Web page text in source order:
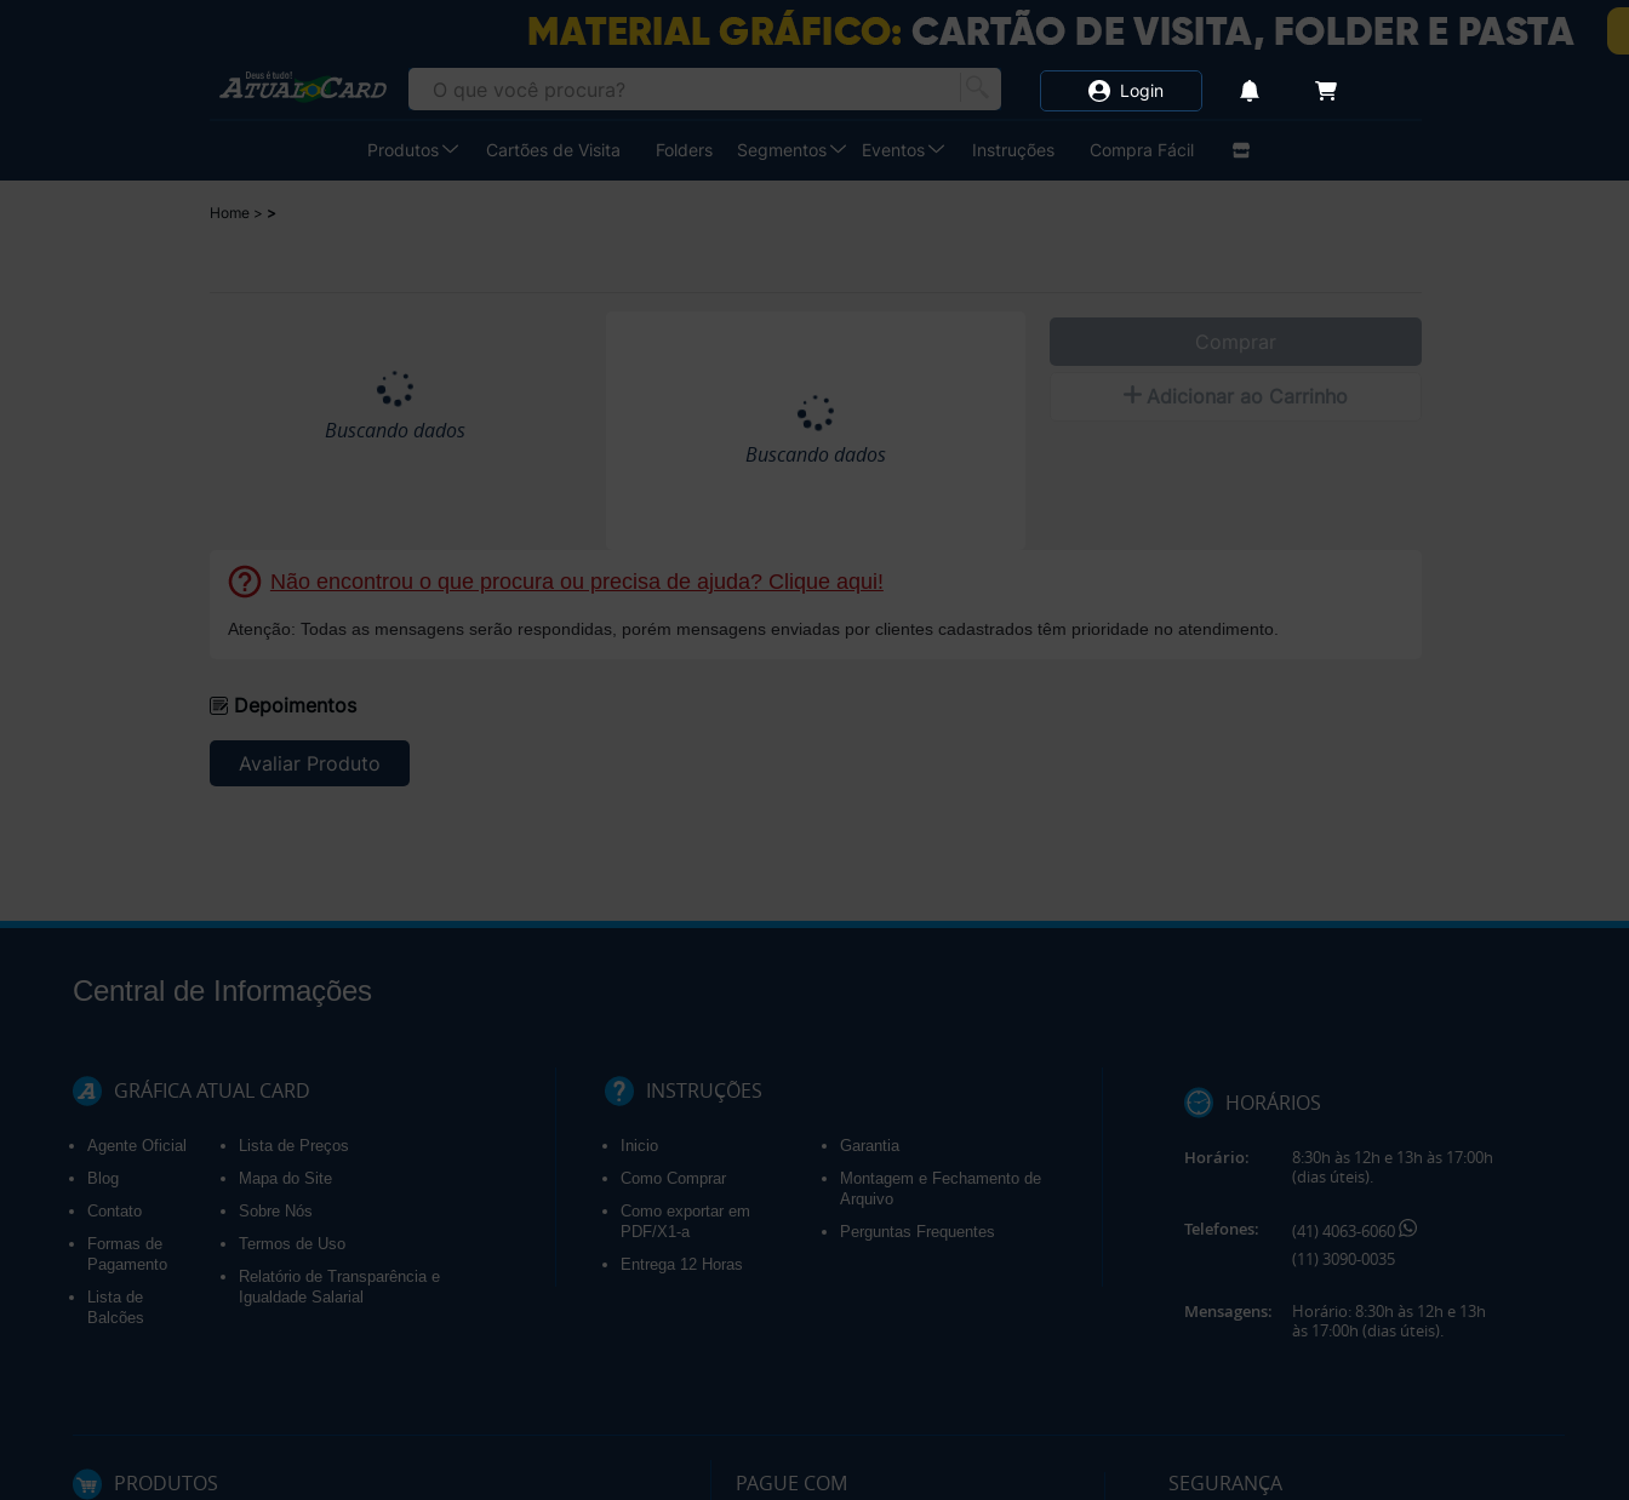
Produtos Cartões de Visita Folders Segmentos Eventos Instruções Compra Fácil
Login
Home
Buscando dados
Buscando dados
Comprar
Adicionar ao Carrinho
Não encontrou o que procura ou precisa de ajuda? Clique aqui!
Atenção: Todas as mensagens serão respondidas, porém mensagens enviadas por clientes cadastrados têm prioridade no atendimento.
Depoimentos
Avaliar Produto
Central de Informações
GRÁFICA ATUAL CARD
Agente Oficial
Blog
Contato
Formas de
Pagamento
Lista de
Balcões
Lista de Preços
Mapa do Site
Sobre Nós
Termos de Uso
Relatório de Transparência e
Igualdade Salarial
INSTRUÇÕES
Inicio
Como Comprar
Como exportar em
PDF/X1-a
Entrega 12 Horas
Garantia
Montagem e Fechamento de
Arquivo
Perguntas Frequentes
HORÁRIOS
Horário:
8:30h às 12h e 13h às 17:00h
(dias úteis).
Telefones:
(41) 4063-6060
(11) 3090-0035
Mensagens:
Horário: 8:30h às 12h e 13h
às 17:00h (dias úteis).
PRODUTOS PAGUE COM SEGURANÇA